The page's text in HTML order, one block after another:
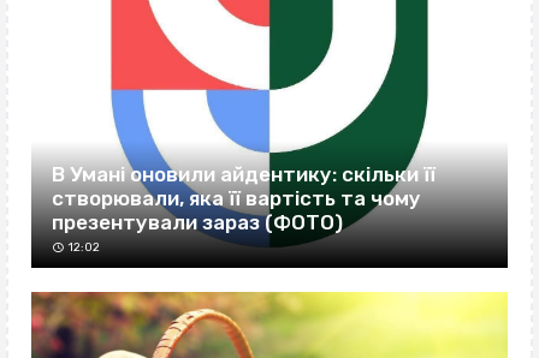
В Умані оновили айдентику: скільки її
створювали, яка її вартість та чому
презентували зараз (ФОТО)
12:02